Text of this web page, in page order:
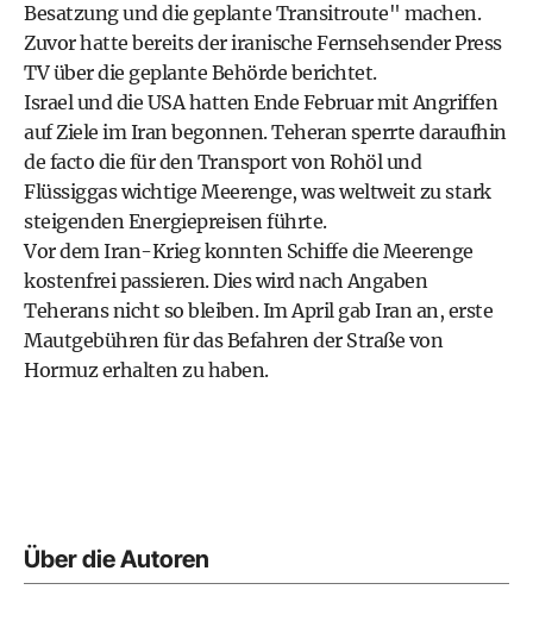
Besatzung und die geplante Transitroute" machen.
Zuvor hatte bereits der iranische Fernsehsender Press
TV über die geplante Behörde berichtet.
Israel und die USA hatten Ende Februar mit Angriffen
auf Ziele im Iran begonnen. Teheran sperrte daraufhin
de facto die für den Transport von Rohöl und
Flüssiggas wichtige Meerenge, was weltweit zu stark
steigenden Energiepreisen führte.
Vor dem Iran-Krieg konnten Schiffe die Meerenge
kostenfrei passieren. Dies wird nach Angaben
Teherans nicht so bleiben. Im April gab Iran an, erste
Mautgebühren für das Befahren der Straße von
Hormuz erhalten zu haben.
Über die Autoren